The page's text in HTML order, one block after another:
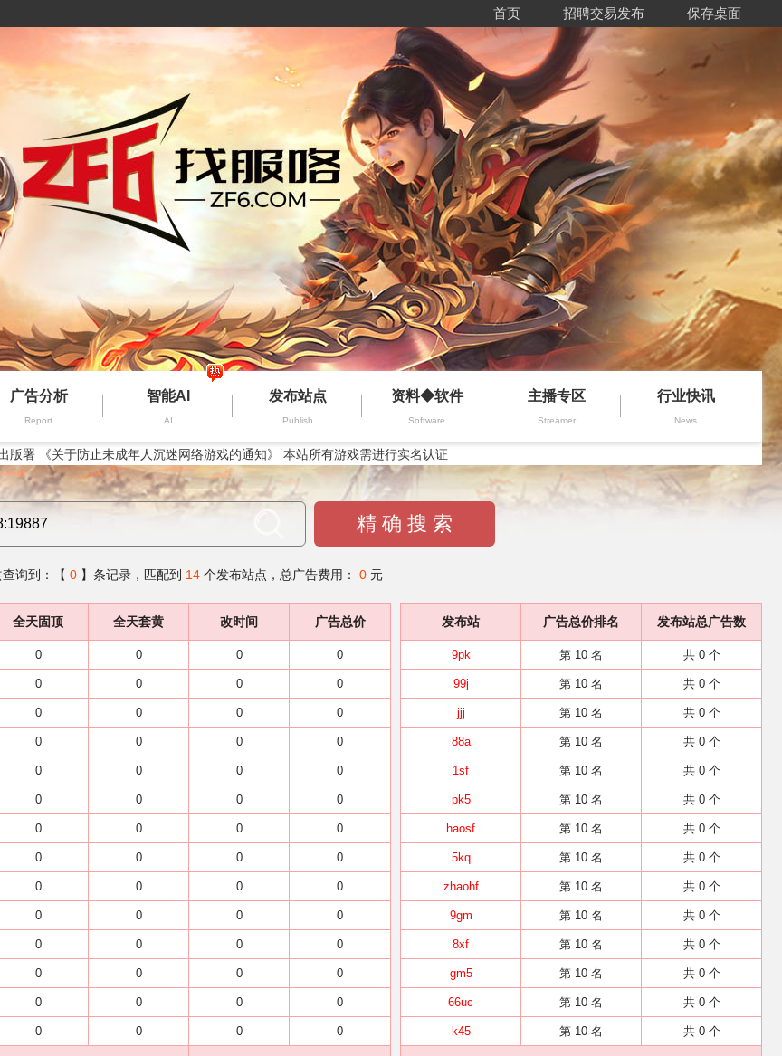
首页 招聘交易发布 保存桌面
广告分析
Report
智能AI
AI
发布站点
Publish
资料◆软件
Software
主播专区
Streamer
行业快讯
News
版署 《关于防止未成年人沉迷网络游戏的通知》 本站所有游戏需进行实名认证
精 确 搜 索
询到：【 0 】条记录，匹配到 14 个发布站点，总广告费用： 0 元
全天固顶 全天套黄 改时间 广告总价
0 0 0 0
0 0 0 0
0 0 0 0
0 0 0 0
0 0 0 0
0 0 0 0
0 0 0 0
0 0 0 0
0 0 0 0
0 0 0 0
0 0 0 0
0 0 0 0
0 0 0 0
0 0 0 0
发布站 广告总价排名 发布站总广告数
9pk 第 10 名 共 0 个
99j 第 10 名 共 0 个
jjj 第 10 名 共 0 个
88a 第 10 名 共 0 个
1sf 第 10 名 共 0 个
pk5 第 10 名 共 0 个
haosf 第 10 名 共 0 个
5kq 第 10 名 共 0 个
zhaohf 第 10 名 共 0 个
9gm 第 10 名 共 0 个
8xf 第 10 名 共 0 个
gm5 第 10 名 共 0 个
66uc 第 10 名 共 0 个
k45 第 10 名 共 0 个